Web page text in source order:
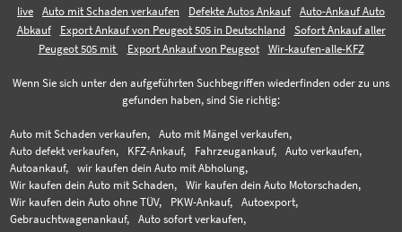
live
Auto mit Schaden verkaufen Defekte Autos Ankauf
Auto-Ankauf Auto
Abkauf
Export Ankauf von Peugeot 505 in Deutschland
Sofort Ankauf aller
Peugeot 505 mit
Export Ankauf von Peugeot Wir-kaufen-alle-KFZ
Wenn Sie sich unter den aufgeführten Suchbegriffen wiederfinden oder zu uns
gefunden haben, sind Sie richtig:
Auto mit Schaden verkaufen,
Auto mit Mängel verkaufen,
Auto defekt verkaufen,
KFZ-Ankauf, Fahrzeugankauf,
Auto verkaufen,
Autoankauf,
wir kaufen dein Auto mit Abholung,
Wir kaufen dein Auto mit Schaden,
Wir kaufen dein Auto Motorschaden,
Wir kaufen dein Auto ohne TÜV,
PKW-Ankauf,
Autoexport,
Gebrauchtwagenankauf,
Auto sofort verkaufen,